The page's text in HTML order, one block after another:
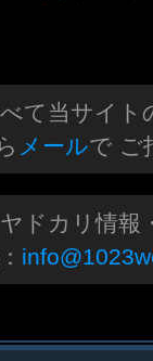
て当サイト
メールで ご
ドカリ情報